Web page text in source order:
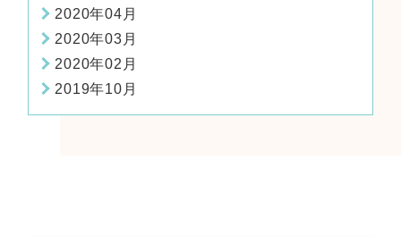
2020年04月
2020年03月
2020年02月
2019年10月